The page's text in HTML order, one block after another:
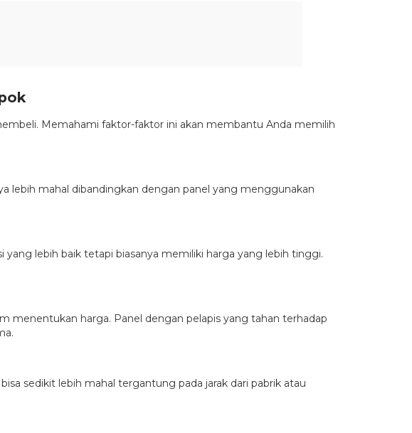
Memahami faktor-faktor ini akan membantu Anda memilih
lebih mahal dibandingkan dengan panel yang menggunakan
lebih baik tetapi biasanya memiliki harga yang lebih tinggi.
menentukan harga. Panel dengan pelapis yang tahan terhadap
sedikit lebih mahal tergantung pada jarak dari pabrik atau